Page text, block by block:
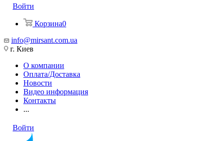
Войти
Корзина0
info@mirsant.com.ua
г. Киев
О компании
Оплата/Доставка
Новости
Видео информация
Контакты
...
Войти